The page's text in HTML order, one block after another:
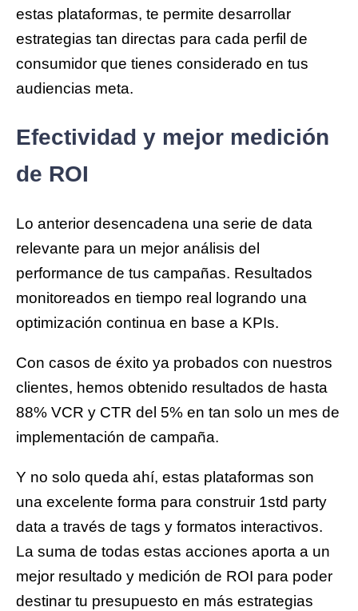
estas plataformas, te permite desarrollar
estrategias tan directas para cada perfil de
consumidor que tienes considerado en tus
audiencias meta.
Efectividad y mejor medición
de ROI
Lo anterior desencadena una serie de data
relevante para un mejor análisis del
performance de tus campañas. Resultados
monitoreados en tiempo real logrando una
optimización continua en base a KPIs.
Con casos de éxito ya probados con nuestros
clientes, hemos obtenido resultados de hasta
88% VCR y CTR del 5% en tan solo un mes de
implementación de campaña.
Y no solo queda ahí, estas plataformas son
una excelente forma para construir 1std party
data a través de tags y formatos interactivos.
La suma de todas estas acciones aporta a un
mejor resultado y medición de ROI para poder
destinar tu presupuesto en más estrategias